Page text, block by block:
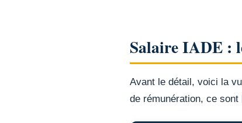
Salaire IADE :
Avant le détail, voici la
de rémunération, ce